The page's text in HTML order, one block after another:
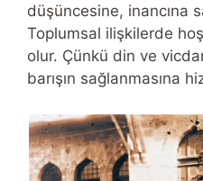
düşüncesine, inancına
Toplumsal ilişkilerde
olur. Çünkü din ve
barışın sağlanmasına